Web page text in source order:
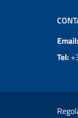
Email:
Tel: